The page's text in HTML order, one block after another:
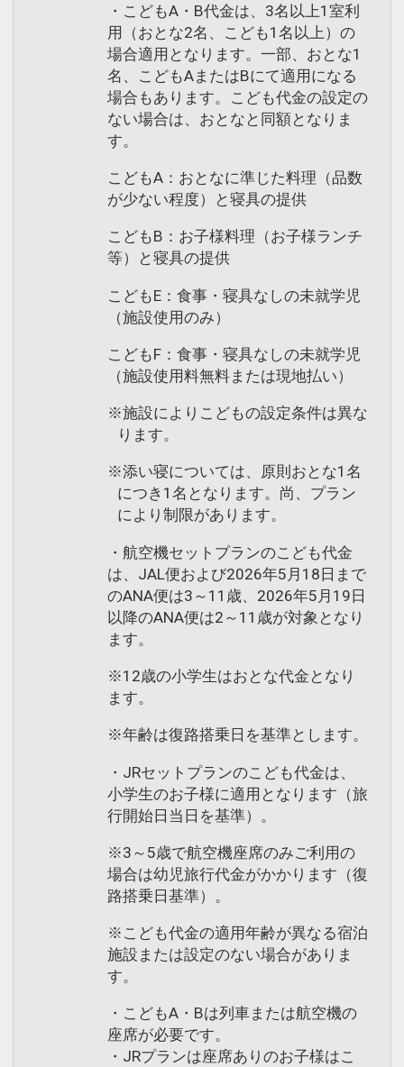
・こどもA・B代金は、3名以上1室利
用（おとな2名、こども1名以上）の
場合適用となります。一部、おとな1
名、こどもAまたはBにて適用になる
場合もあります。こども代金の設定の
ない場合は、おとなと同額となりま
す。
こどもA：おとなに準じた料理（品数
が少ない程度）と寝具の提供
こどもB：お子様料理（お子様ランチ
等）と寝具の提供
こどもE：食事・寝具なしの未就学児
（施設使用のみ）
こどもF：食事・寝具なしの未就学児
（施設使用料無料または現地払い）
※施設によりこどもの設定条件は異な
ります。
※添い寝については、原則おとな1名
につき1名となります。尚、プラン
により制限があります。
・航空機セットプランのこども代金
は、JAL便および2026年5月18日まで
のANA便は3～11歳、2026年5月19日
以降のANA便は2～11歳が対象となり
ます。
※12歳の小学生はおとな代金となり
ます。
※年齢は復路搭乗日を基準とします。
・JRセットプランのこども代金は、
小学生のお子様に適用となります（旅
行開始日当日を基準）。
※3～5歳で航空機座席のみご利用の
場合は幼児旅行代金がかかります（復
路搭乗日基準）。
※こども代金の適用年齢が異なる宿泊
施設または設定のない場合がありま
す。
・こどもA・Bは列車または航空機の
座席が必要です。
・JRプランは座席ありのお子様はこ